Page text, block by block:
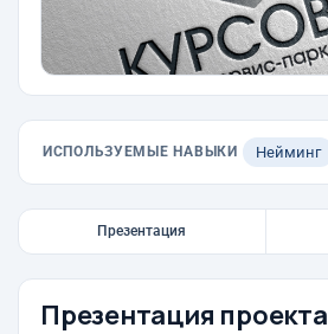
ИСПОЛЬЗУЕМЫЕ НАВЫКИ Нейминг
Презентация
Презентация проекта